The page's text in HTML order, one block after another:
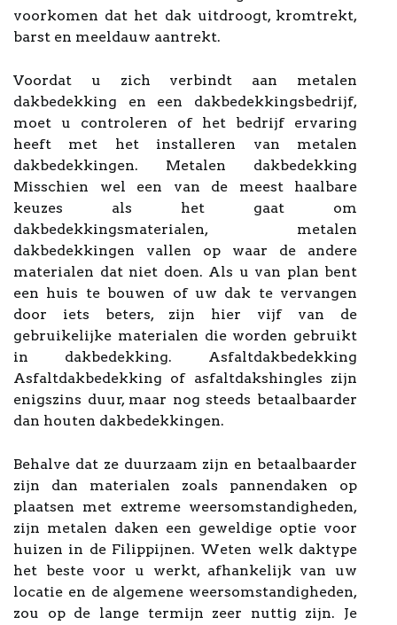
voorkomen dat het dak uitdroogt, kromtrekt,
barst en meeldauw aantrekt.
Voordat u zich verbindt aan metalen
dakbedekking en een dakbedekkingsbedrijf,
moet u controleren of het bedrijf ervaring
heeft met het installeren van metalen
dakbedekkingen. Metalen dakbedekking
Misschien wel een van de meest haalbare
keuzes als het gaat om
dakbedekkingsmaterialen, metalen
dakbedekkingen vallen op waar de andere
materialen dat niet doen. Als u van plan bent
een huis te bouwen of uw dak te vervangen
door iets beters, zijn hier vijf van de
gebruikelijke materialen die worden gebruikt
in dakbedekking. Asfaltdakbedekking
Asfaltdakbedekking of asfaltdakshingles zijn
enigszins duur, maar nog steeds betaalbaarder
dan houten dakbedekkingen.
Behalve dat ze duurzaam zijn en betaalbaarder
zijn dan materialen zoals pannendaken op
plaatsen met extreme weersomstandigheden,
zijn metalen daken een geweldige optie voor
huizen in de Filippijnen. Weten welk daktype
het beste voor u werkt, afhankelijk van uw
locatie en de algemene weersomstandigheden,
zou op de lange termijn zeer nuttig zijn. Je